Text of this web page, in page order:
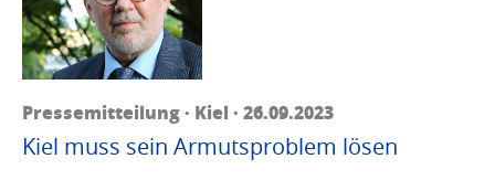
Pressemitteilung · Kiel · 26.09.2023
Kiel muss sein Armutsproblem lösen